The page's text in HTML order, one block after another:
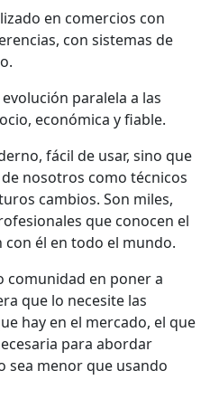
en comercios con
con sistemas de
paralela a las
económica y fiable.
fácil de usar, sino que
nosotros como técnicos
cambios. Son miles,
que conocen el
él en todo el mundo.
comunidad en poner a
que lo necesite las
hay en el mercado, el que
para abordar
sea menor que usando